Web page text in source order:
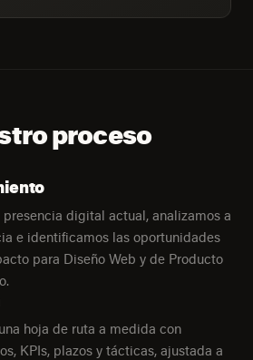
proceso
digital actual, analizamos a
e identificamos las oportunidades
para Diseño Web y de Producto
hoja de ruta a medida con
KPIs, plazos y tácticas, ajustada a